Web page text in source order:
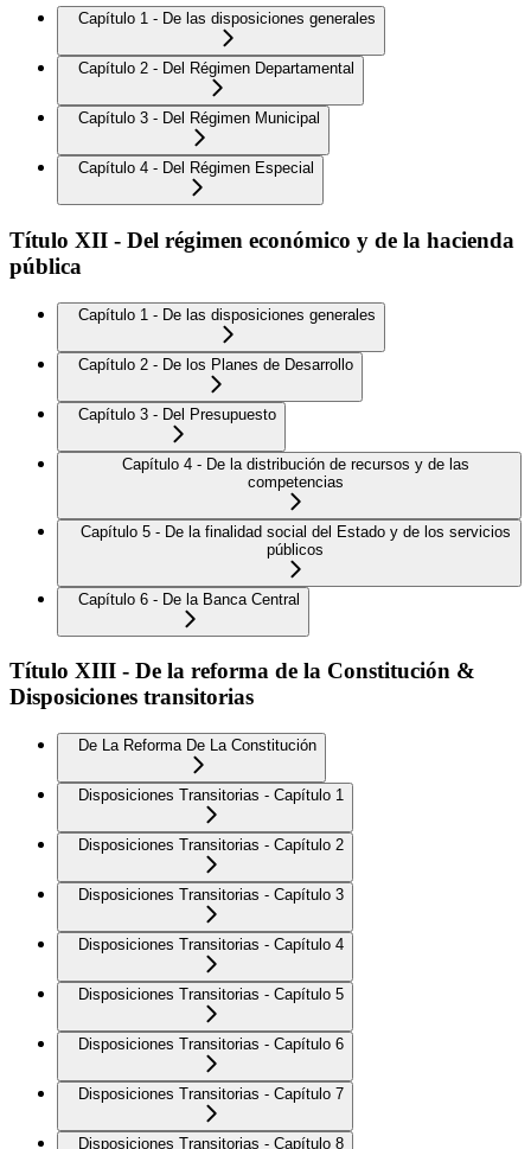
Capítulo 1 - De las disposiciones generales
Capítulo 2 - Del Régimen Departamental
Capítulo 3 - Del Régimen Municipal
Capítulo 4 - Del Régimen Especial
Título XII - Del régimen económico y de la hacienda
pública
Capítulo 1 - De las disposiciones generales
Capítulo 2 - De los Planes de Desarrollo
Capítulo 3 - Del Presupuesto
Capítulo 4 - De la distribución de recursos y de las
competencias
Capítulo 5 - De la finalidad social del Estado y de los servicios
públicos
Capítulo 6 - De la Banca Central
Título XIII - De la reforma de la Constitución &
Disposiciones transitorias
De La Reforma De La Constitución
Disposiciones Transitorias - Capítulo 1
Disposiciones Transitorias - Capítulo 2
Disposiciones Transitorias - Capítulo 3
Disposiciones Transitorias - Capítulo 4
Disposiciones Transitorias - Capítulo 5
Disposiciones Transitorias - Capítulo 6
Disposiciones Transitorias - Capítulo 7
Disposiciones Transitorias - Capítulo 8